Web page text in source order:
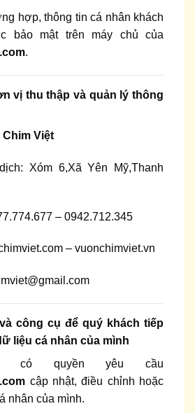
hợp, thông tin cá nhân khách
bảo mật trên máy chủ của
.
vị thu thập và quản lý thông
Việt
Xóm 6,Xã Yên Mỹ,Thanh
– 0942.712.345
–vuonchimviet.vn
công cụ để quý khách tiếp
liệu cá nhân của mình
có quyền yêu cầu
cập nhật, điều chỉnh hoặc
nhân của mình.